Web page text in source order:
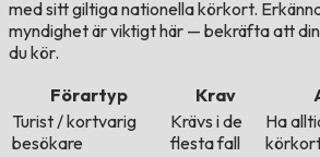
med sitt giltiga nationella körkort.
myndighet är viktigt här — bekräfta att
du kör.
Förartyp
Krav
Turist / kortvarig
besökare
Krävs i de
flesta fall
Ha